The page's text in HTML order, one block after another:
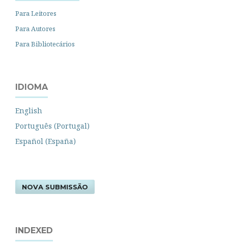
Para Leitores
Para Autores
Para Bibliotecários
IDIOMA
English
Português (Portugal)
Español (España)
NOVA SUBMISSÃO
INDEXED